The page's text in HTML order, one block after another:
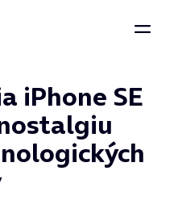
iPhone SE